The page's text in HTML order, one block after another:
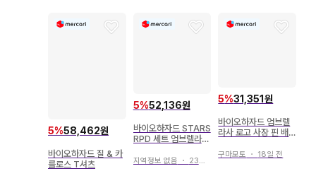
5%58,462원
바이오하자드 질 & 카
를로스 T셔츠
5%52,136원
바이오하자드 STARS
RPD 세트 엄브렐라
지역정보 없음 ・ 23일 전
5%31,351원
바이오하자드 엄브렐
라사 로고 사장 핀 배
구마모토 ・ 18일 전